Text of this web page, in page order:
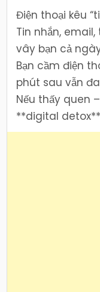
Điện thoại kêu
Tin nhắn,
vây bạn cả
Bạn cầm điện
phút sau vẫn
Nếu thấy quen
**digital